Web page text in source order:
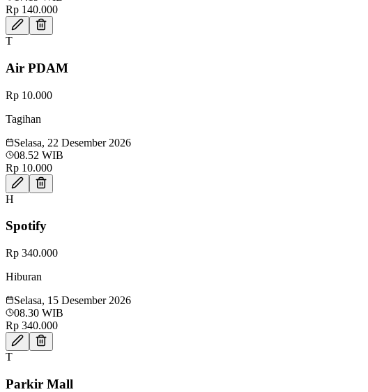
Rp 140.000
T
Air PDAM
Rp 10.000
Tagihan
Selasa, 22 Desember 2026
08.52 WIB
Rp 10.000
H
Spotify
Rp 340.000
Hiburan
Selasa, 15 Desember 2026
08.30 WIB
Rp 340.000
T
Parkir Mall